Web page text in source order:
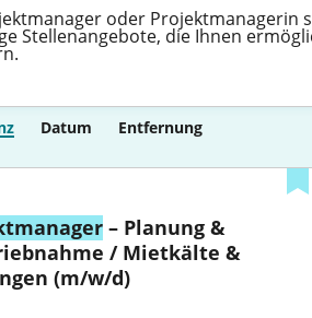
oder Projektmanagerin
Stellenangebote, die Ihnen
Datum Entfernung
– Planung &
/ Mietkälte &
(m/w/d)